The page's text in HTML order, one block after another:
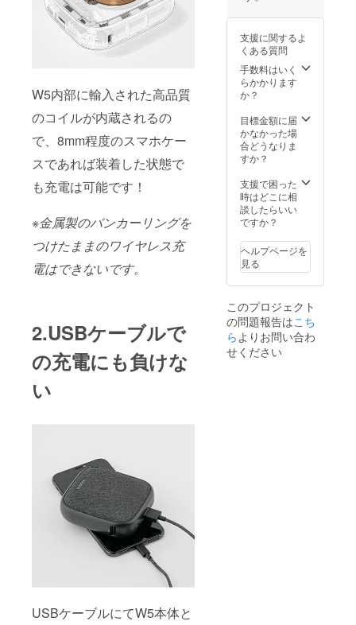
W5内部に輸入された高品質
のコイルが内蔵されるの
で、8mm程度のスマホケー
スであれば装着した状態で
も充電は可能です！
※金属製のバンカーリングを
つけたままのワイヤレス充
電はできないです。
2.USBケーブルで
の充電にも負けな
い
USBケーブルにてW5本体と
ござい
ご了承
くださ
い。
※2019
年4月に
する予
定です
が、生
産、配
により
遅れる
可能性
もござ
す。
支援に関するよ
くある質問
手数料はいく
らかかります
か？
目標金額に届
かなかった場
合どうなりま
すか？
支援で困った
時はどこに相
談したらいい
ですか？
ヘルプページを
見る
このプロジェクト
の問題報告はこち
ら よりお問い合わ
せください